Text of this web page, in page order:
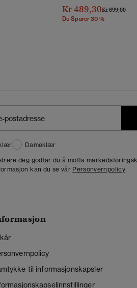
Kr 489,30Pris Nedsatt
Kr 699,00Til
Du Sparer 30 %
Dameklær
deg godtar du å motta
kan du se vår Personvernpolicy
til informasjonskapsler